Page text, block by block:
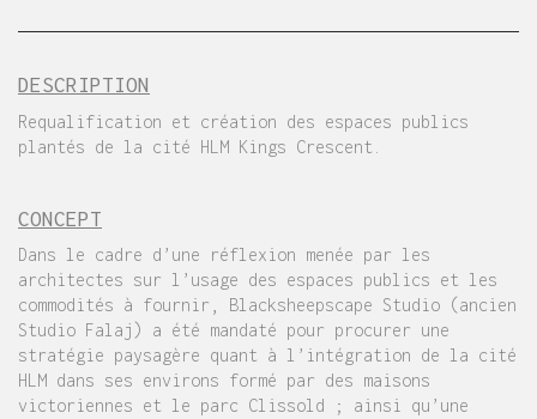
DESCRIPTION
Requalification et création des espaces publics
plantés de la cité HLM Kings Crescent.
CONCEPT
Dans le cadre d’une réflexion menée par les
architectes sur l’usage des espaces publics et les
commodités à fournir, Blacksheepscape Studio (ancien
Studio Falaj) a été mandaté pour procurer une
stratégie paysagère quant à l’intégration de la cité
HLM dans ses environs formé par des maisons
victoriennes et le parc Clissold ; ainsi qu’une